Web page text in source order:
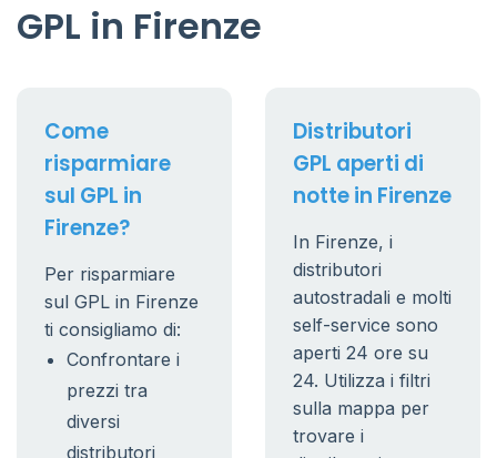
GPL in Firenze
Come
risparmiare
sul GPL in
Firenze?
Per risparmiare
sul GPL in Firenze
ti consigliamo di:
Confrontare i
prezzi tra
diversi
distributori
Distributori
GPL aperti di
notte in Firenze
In Firenze, i
distributori
autostradali e molti
self-service sono
aperti 24 ore su
24. Utilizza i filtri
sulla mappa per
trovare i